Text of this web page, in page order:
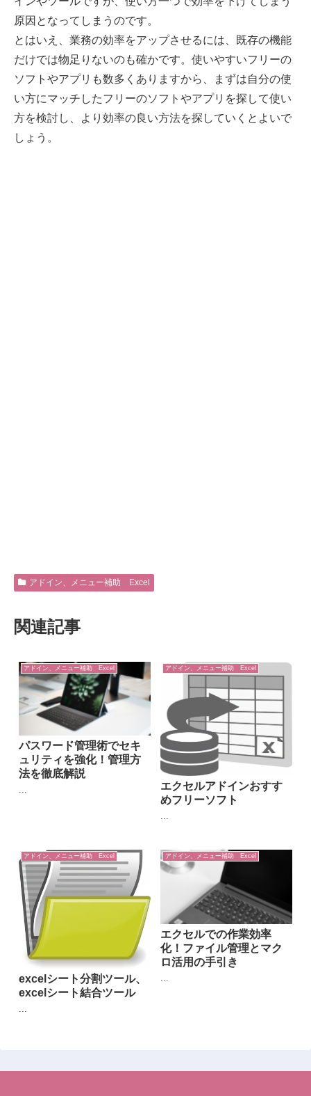
原因となってしまうのです。
とはいえ、業務の効率をアップさせるには、既存の機能
だけでは物足りないのも確かです。使いやすいフリーの
ソフトやアプリも数多くありますから、まずは自分の使
い方にマッチしたフリーのソフトやアプリを探して使い
方を検討し、より効率の良い方法を探していくとよいで
しょう。
アドイン、メニュー補助 Excel
関連記事
アドイン、メニュー補助 Excel
パスワード管理術でセキ
ュリティを強化！管理方
法を徹底解説
...
アドイン、メニュー補助 Excel
エクセルアドインおすす
めフリーソフト
...
アドイン、メニュー補助 Excel
excelシート分割ツール、
excelシート結合ツール
...
アドイン、メニュー補助 Excel
エクセルでの作業効率
化！ファイル管理とマク
ロ活用の手引き